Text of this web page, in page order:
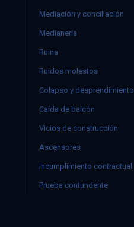
Mediación y conciliación
Medianería
Ruina
Ruidos molestos
Colapso y desprendimiento
Caída de balcón
Vicios de construcción
Ascensores
Incumplimiento contractual
Prueba contundente